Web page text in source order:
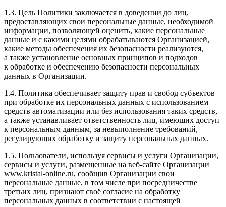
1.3. Цель Политики заключается в доведении до лиц,
предоставляющих свои персональные данные, необходимой
информации, позволяющей оценить, какие персональные
данные и с какими целями обрабатываются Организацией,
какие методы обеспечения их безопасности реализуются,
а также установление основных принципов и подходов
к обработке и обеспечению безопасности персональных
данных в Организации.
1.4. Политика обеспечивает защиту прав и свобод субъектов
при обработке их персональных данных с использованием
средств автоматизации или без использования таких средств,
а также устанавливает ответственность лиц, имеющих доступ
к персональным данным, за невыполнение требований,
регулирующих обработку и защиту персональных данных.
1.5. Пользователи, используя сервисы и услуги Организации,
сервисы и услуги, размещенные на веб-сайте Организации
www.kristal-online.ru, сообщив Организации свои
персональные данные, в том числе при посредничестве
третьих лиц, признают своё согласие на обработку
персональных данных в соответствии с настоящей